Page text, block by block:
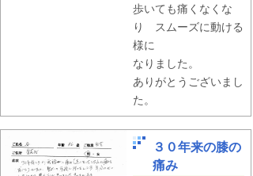
歩いても痛くなくな
り スムーズに動ける
様に
なりました。
ありがとうございまし
た。
３０年来の膝の
痛み